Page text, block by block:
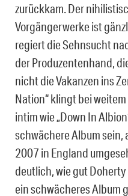
zurückkam. Der
Vorgängerwerke ist
regiert die Sehnsucht
der Produzentenhand,
nicht die Vakanzen ins
Nation“ klingt bei
intim wie „Down In
schwächere Album sein,
2007 in England
deutlich, wie gut
ein schwächeres Album